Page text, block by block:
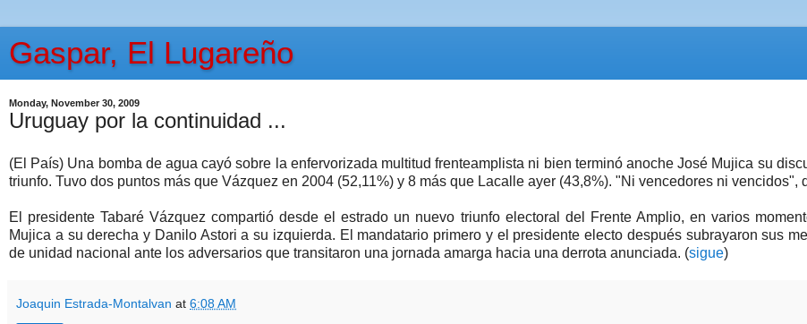
Gaspar, El Lugareño
Monday, November 30, 2009
Uruguay por la continuidad ...
(El País) Una bomba de agua cayó sobre la enfervorizada multitud frenteamplista ni bien terminó anoche José Mujica su
triunfo. Tuvo dos puntos más que Vázquez en 2004 (52,11%) y 8 más que Lacalle ayer (43,8%). "Ni vencedores ni vencidos",
El presidente Tabaré Vázquez compartió desde el estrado un nuevo triunfo electoral del Frente Amplio, en varios
Mujica a su derecha y Danilo Astori a su izquierda. El mandatario primero y el presidente electo después subrayaron sus
de unidad nacional ante los adversarios que transitaron una jornada amarga hacia una derrota anunciada. (sigue)
Joaquin Estrada-Montalvan at 6:08 AM